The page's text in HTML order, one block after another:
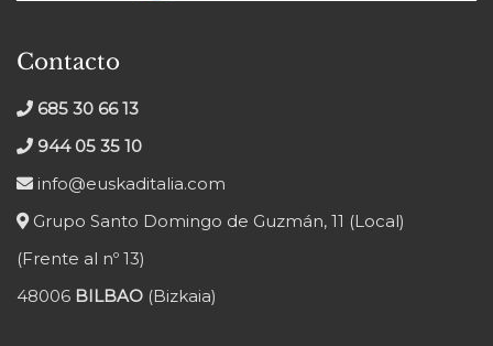
Contacto
685 30 66 13
944 05 35 10
info@euskaditalia.com
Grupo Santo Domingo de Guzmán, 11 (Local)
(Frente al nº 13)
48006 BILBAO (Bizkaia)